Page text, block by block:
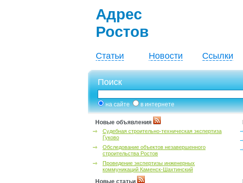
Адрес
Ростов
Статьи Новости Ссылки
Поиск
на сайте в интернете
Новые объявления
Судебная строительно-техническая экспертиза
Гуково
Обследование объектов незавершенного
строительства Ростов
Проведение экспертизы инженерных
коммуникаций Каменск-Шахтинский
Новые статьи